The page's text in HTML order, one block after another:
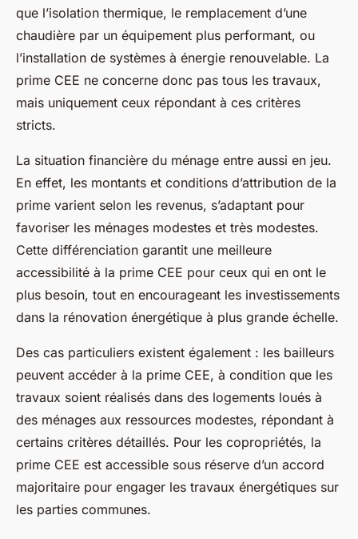
que l’isolation thermique, le remplacement d’une
chaudière par un équipement plus performant, ou
l’installation de systèmes à énergie renouvelable. La
prime CEE ne concerne donc pas tous les travaux,
mais uniquement ceux répondant à ces critères
stricts.
La situation financière du ménage entre aussi en jeu.
En effet, les montants et conditions d’attribution de la
prime varient selon les revenus, s’adaptant pour
favoriser les ménages modestes et très modestes.
Cette différenciation garantit une meilleure
accessibilité à la prime CEE pour ceux qui en ont le
plus besoin, tout en encourageant les investissements
dans la rénovation énergétique à plus grande échelle.
Des cas particuliers existent également : les bailleurs
peuvent accéder à la prime CEE, à condition que les
travaux soient réalisés dans des logements loués à
des ménages aux ressources modestes, répondant à
certains critères détaillés. Pour les copropriétés, la
prime CEE est accessible sous réserve d’un accord
majoritaire pour engager les travaux énergétiques sur
les parties communes.